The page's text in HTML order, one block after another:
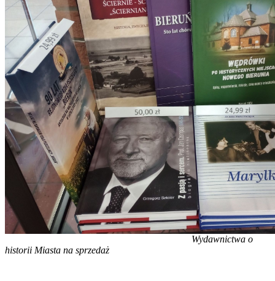
Wydawnictwa o
historii Miasta na sprzedaż